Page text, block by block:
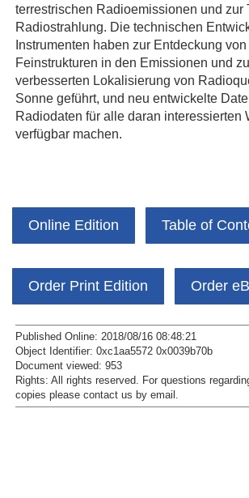
terrestrischen Radioemissionen und zur
Radiostrahlung. Die technischen
Instrumenten haben zur Entdeckung
Feinstrukturen in den Emissionen und
verbesserten Lokalisierung von
Sonne geführt, und neu entwickelte
Radiodaten für alle daran interessierten
verfügbar machen.
Online Edition Table of
Order Print Edition Order
Published Online: 2018/08/16 08:48:21
Object Identifier: 0xc1aa5572 0x0039b70b
Document viewed: 953
Rights: All rights reserved. For questions
copies please contact us by email .